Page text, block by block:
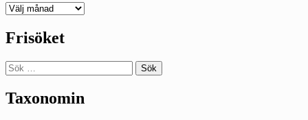
Deepedition
Frisöket
Sök
efter:
Taxonomin